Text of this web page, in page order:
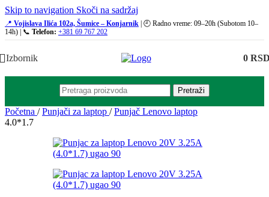
Skip to navigation Skoči na sadržaj
📍 Vojislava Ilića 102a, Šumice – Konjarnik | 🕘 Radno vreme: 09–20h (Subotom 10–
14h) | 📞 Telefon: +381 69 767 202
Izbornik 0
Pretraži
Početna / Punjači za laptop / Punjač Lenovo laptop
4.0*1.7